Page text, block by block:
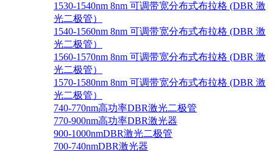
1530-1540nm 8nm 可调带宽分布式布拉格 (DBR 激
光二极管）
1540-1560nm 8nm 可调带宽分布式布拉格 (DBR 激
光二极管）
1560-1570nm 8nm 可调带宽分布式布拉格 (DBR 激
光二极管）
1570-1580nm 8nm 可调带宽分布式布拉格 (DBR 激
光二极管）
740-770nm高功率DBR激光二极管
770-900nm高功率DBR激光器
900-1000nmDBR激光二极管
700-740nmDBR激光器